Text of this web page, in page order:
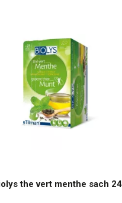
the vert menthe sach 24